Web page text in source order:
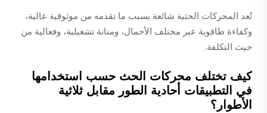
تُعد المحركات الحثية شائعة بسبب ما تقدمه من موثوقية عالية،
وكفاءة طاقوية عبر مختلف الأحمال، ومتانة تشغيلية، وفعالية من
حيث التكلفة.
كيف تختلف محركات الحث حسب استخدامها
في التطبيقات أحادية الطور مقابل ثلاثية
الأطوار؟